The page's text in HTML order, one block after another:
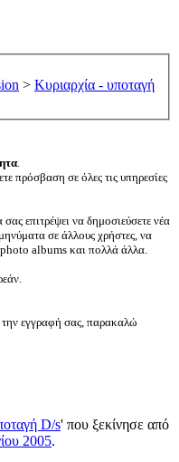
> Κυριαρχία - υποταγή
.
πρόσβαση σε όλες τις υπηρεσίες
επιτρέψει να δημοσιεύσετε νέα
σε άλλους χρήστες, να
albums και πολλά άλλα.
εγγραφή σας, παρακαλώ
D/s' που ξεκίνησε από
2005.